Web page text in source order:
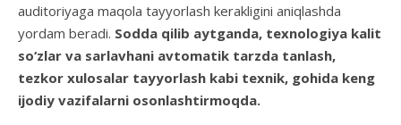
auditoriyaga maqola tayyorlash kerakligini aniqlashda
yordam beradi. Sodda qilib aytganda, texnologiya kalit
so‘zlar va sarlavhani avtomatik tarzda tanlash,
tezkor xulosalar tayyorlash kabi texnik, gohida keng
ijodiy vazifalarni osonlashtirmoqda.